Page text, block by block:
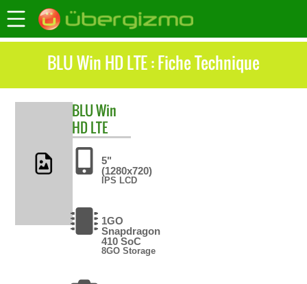
BLU Win HD LTE : Fiche Technique
BLUWin
HD LTE
5"
(1280x720)
IPS LCD
1GO
Snapdragon
410 SoC
8GO Storage